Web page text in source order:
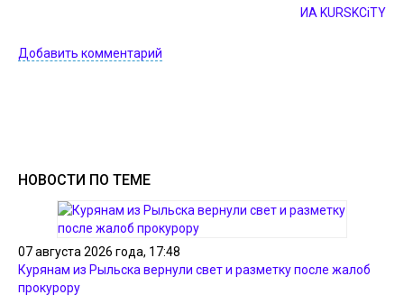
ИА KURSKCiTY
Добавить комментарий
НОВОСТИ ПО ТЕМЕ
07 августа 2026 года, 17:48
Курянам из Рыльска вернули свет и разметку после жалоб
прокурору